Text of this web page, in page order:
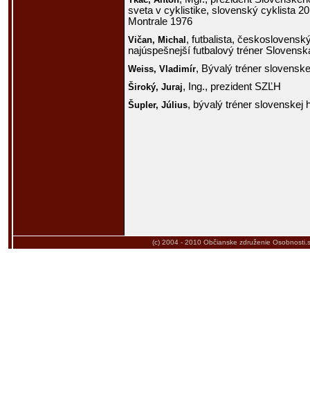
sveta v cyklistike, slovenský cyklista
Montrale 1976
Vičan, Michal , futbalista,
najúspešnejší futbalový tréner
Weiss, Vladimír, Bývalý tréner
Široký, Juraj, Ing., prezident SZĽH
Šupler, Július, bývalý tréner slovenskej
(c) 2004 - 2010 Občianske združenie